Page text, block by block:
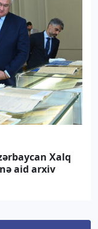
Xalq
aid arxiv